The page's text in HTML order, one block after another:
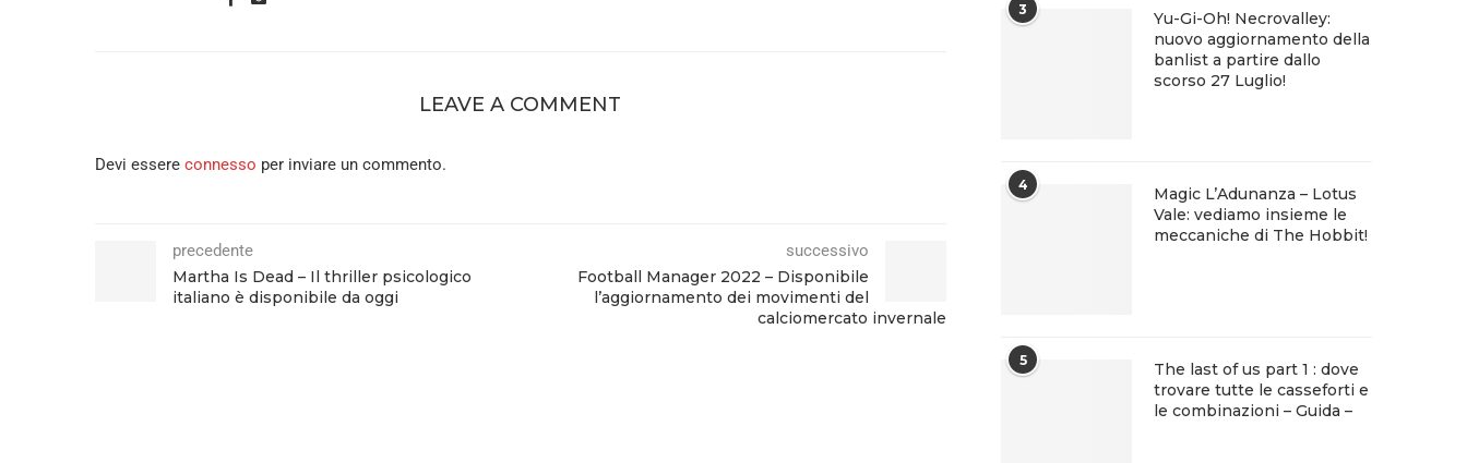
LEAVE A COMMENT
Devi essere connesso per inviare un commento.
precedente
Martha Is Dead – Il thriller psicologico
italiano è disponibile da oggi
successivo
Football Manager 2022 – Disponibile
l’aggiornamento dei movimenti del
calciomercato invernale
3
Yu-Gi-Oh! Necrovalley:
nuovo aggiornamento della
banlist a partire dallo
scorso 27 Luglio!
4
Magic L’Adunanza – Lotus
Vale: vediamo insieme le
meccaniche di The Hobbit!
5
The last of us part 1 : dove
trovare tutte le casseforti e
le combinazioni – Guida –